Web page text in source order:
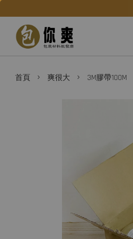
首頁 › 爽很大 › 3M膠帶100M